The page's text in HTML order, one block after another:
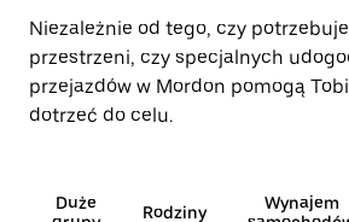
Niezależnie od tego, czy
przestrzeni, czy specjalnych
przejazdów w Mordon pomogą
dotrzeć do celu.
Duże
Rodziny
Wynajem